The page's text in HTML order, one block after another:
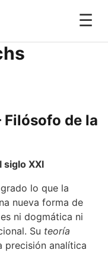
☰
de la
siglo XXI
lo que la
nueva forma de
ni dogmática ni
Su teoría
precisión analítica